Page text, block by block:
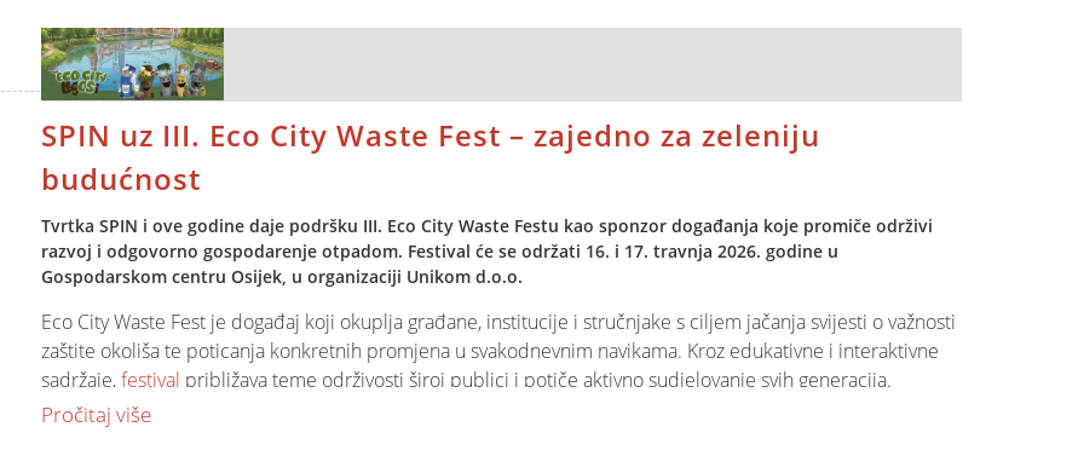
učinkovitost poslovanja. Korisnicima su na raspolaganju brzo procesiranje transakcija, pregled prometa
putem mobilne aplikacije, redovita softverska ažuriranja te isplata sredstava već sljedeći radni dan,
sukladno ugovorenim uvjetima.
Moderna naplata za suvremeno poslovanje
integrirano prodajno mjesto koje ubrzava naplatu, pojednostavljuje svakodnevni rad i pruža kvalitetnije
iskustvo zaposlenicima i kupcima.
Za više informacija o integraciji i implementaciji Teya rješenja kontaktirajte SPIN d.o.o. – rado ćemo vam
pomoći pronaći rješenje koje najbolje odgovara vašem poslovanju.
Cijeli tekst natječaja pročitaj na
SPIN uz III. Eco City Waste Fest – zajedno za zeleniju
budućnost
Tvrtka SPIN i ove godine daje podršku III. Eco City Waste Festu kao sponzor događanja koje promiče održivi
razvoj i odgovorno gospodarenje otpadom. Festival će se održati 16. i 17. travnja 2026. godine u
Gospodarskom centru Osijek, u organizaciji Unikom d.o.o.
Eco City Waste Fest je događaj koji okuplja građane, institucije i stručnjake s ciljem jačanja svijesti o važnosti
zaštite okoliša te poticanja konkretnih promjena u svakodnevnim navikama. Kroz edukativne i interaktivne
sadržaje,festival približava teme održivosti široj publici i potiče aktivno sudjelovanje svih generacija.
Pročitaj više